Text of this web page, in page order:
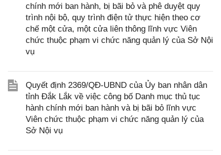
chính mới ban hành, bị bãi bỏ và phê duyệt quy
trình nội bộ, quy trình điện tử thực hiện theo cơ
chế một cửa, một cửa liên thông lĩnh vực Viên
chức thuộc phạm vi chức năng quản lý của Sở Nội
vụ
Quyết định 2369/QĐ-UBND của Ủy ban nhân dân
tỉnh Đắk Lắk về việc công bố Danh mục thủ tục
hành chính mới ban hành và bị bãi bỏ lĩnh vực
Viên chức thuộc phạm vi chức năng quản lý của
Sở Nội vụ